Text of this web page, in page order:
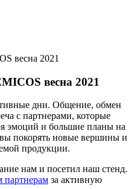
весна 2021
дни. Общение, обмен
с партнерами, которые
эмоций и большие планы на
покорять новые вершины и
продукции.
нам и посетил наш стенд.
партнерам за активную